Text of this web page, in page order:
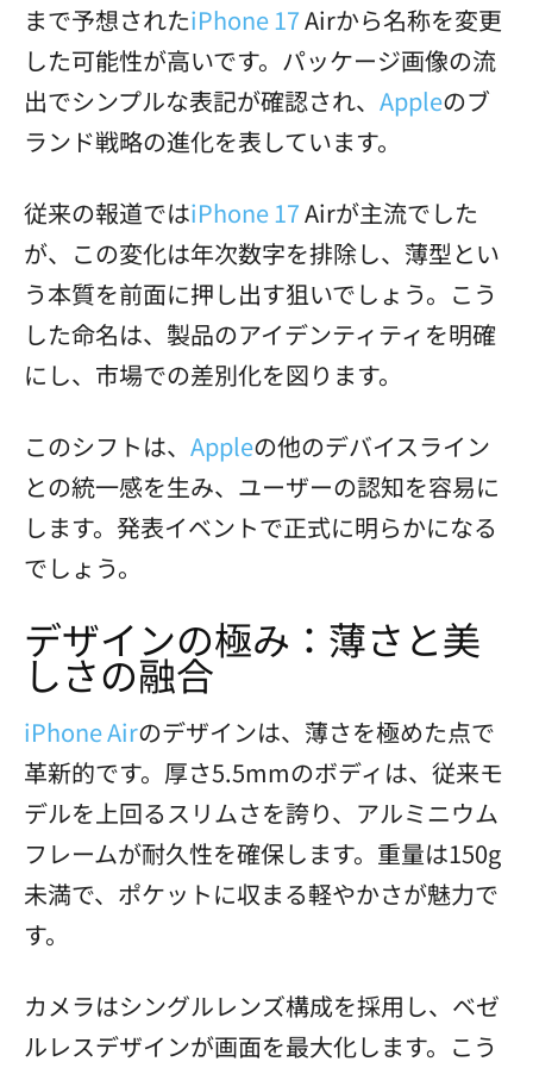
まで予想されたiPhone 17Airから名称を変更
した可能性が高いです。パッケージ画像の流
出でシンプルな表記が確認され、 Appleのブ
ランド戦略の進化を表しています。
従来の報道ではiPhone 17Airが主流でした
が、この変化は年次数字を排除し、薄型とい
う本質を前面に押し出す狙いでしょう。こう
した命名は、製品のアイデンティティを明確
にし、市場での差別化を図ります。
このシフトは、 Appleの他のデバイスライン
との統一感を生み、ユーザーの認知を容易に
します。発表イベントで正式に明らかになる
でしょう。
デザインの極み：薄さと美
しさの融合
iPhone Airのデザインは、薄さを極めた点で
革新的です。厚さ5.5mmのボディは、従来モ
デルを上回るスリムさを誇り、アルミニウム
フレームが耐久性を確保します。重量は150g
未満で、ポケットに収まる軽やかさが魅力で
す。
カメラはシングルレンズ構成を採用し、ベゼ
ルレスデザインが画面を最大化します。こう